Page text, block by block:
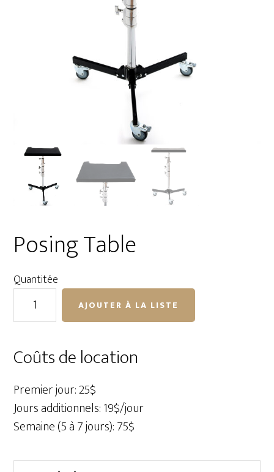
Posing Table
Quantitée
quantité
Table
AJOUTER À LA LISTE
Coûts de location
Premier jour: 25$
Jours additionnels: 19$/jour
Semaine (5 à 7 jours): 75$